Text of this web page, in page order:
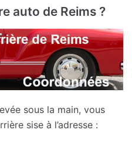
auto de Reims ?
sous la main, vous
sise à l’adresse :